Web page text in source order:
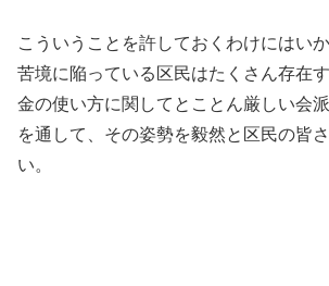
こういうことを許しておくわけにはい
苦境に陥っている区民はたくさん存在
金の使い方に関してとことん厳しい会
を通して、その姿勢を毅然と区民の皆
い。